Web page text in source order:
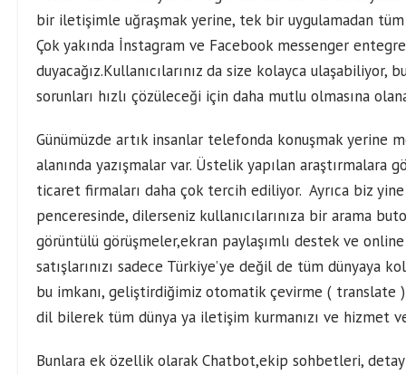
bir iletişimle uğraşmak yerine, tek bir uygulamadan
Çok yakında İnstagram ve Facebook messenger
duyacağız.Kullanıcılarınız da size kolayca ulaşabiliyor,
sorunları hızlı çözüleceği için daha mutlu olmasına
Günümüzde artık insanlar telefonda konuşmak yerine
alanında yazışmalar var. Üstelik yapılan araştırmalara
ticaret firmaları daha çok tercih ediliyor. Ayrıca biz
penceresinde, dilerseniz kullanıcılarınıza bir arama
görüntülü görüşmeler,ekran paylaşımlı destek ve
satışlarınızı sadece Türkiye’ye değil de tüm dünyaya
bu imkanı, geliştirdiğimiz otomatik çevirme ( translate
dil bilerek tüm dünya ya iletişim kurmanızı ve hizmet
Bunlara ek özellik olarak Chatbot,ekip sohbetleri,